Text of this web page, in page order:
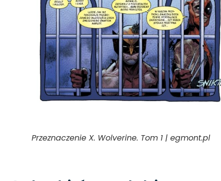
Przeznaczenie X. Wolverine. Tom 1 | egmont.pl